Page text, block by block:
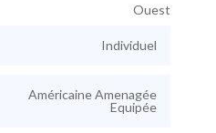
Ouest
Individuel
Américaine Amenagée
Equipée